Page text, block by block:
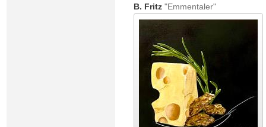
B. Fritz"Emmentaler"